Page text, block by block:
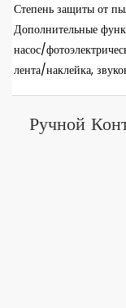
Степень защиты от
Дополнительные
насос/
лента/наклейка,
Ручной